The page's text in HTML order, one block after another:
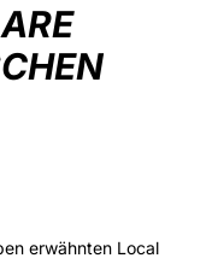
erwähnten Local